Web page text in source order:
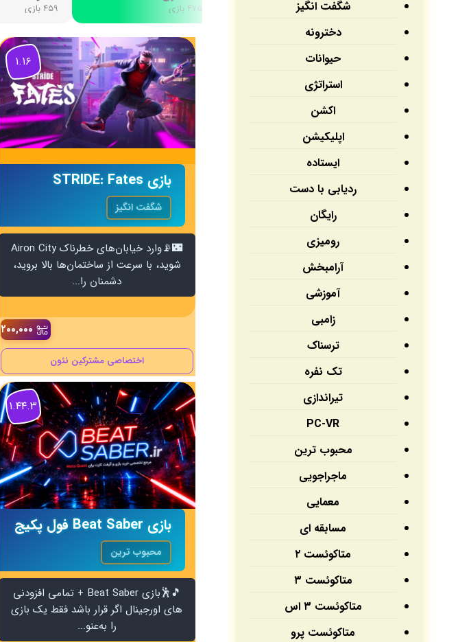
۴۷۵ بازی ۴۵۹ بازی
۱.۱۶
بازی STRIDE: Fates
شگفت انگیز
🌃📡وارد خیابان‌های خطرناک Airon City
شوید، با سرعت از ساختمان‌ها بالا بروید،
دشمنان را...
۲۰۰,۰۰۰
اختصاصی مشترکین نئون
۱.۴۴.۳
بازی Beat Saber فول پکیج
محبوب ترین
🎵🕺بازی Beat Saber + تمامی افزودنی
های اورجینال اگر قرار باشد فقط یک بازی
را به‌عنو...
شگفت انگیز
دخترونه
حیوانات
استراتژی
اکشن
اپلیکیشن‌
ایستاده
ردیابی با دست
رایگان
رومیزی
آرامبخش
آموزشی
زامبی
ترسناک
تک نفره
تیراندازی
PC-VR
محبوب ترین
ماجراجویی
معمایی
مسابقه ای
متاکوئست ۲
متاکوئست ۳
متاکوئست ۳ اس
متاکوئست پرو